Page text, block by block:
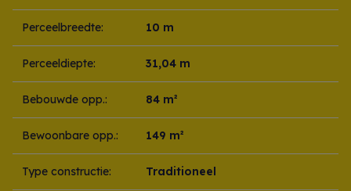
Perceelbreedte: 10 m
Perceeldiepte: 31,04 m
Bebouwde opp.: 84 m²
Bewoonbare opp.: 149 m²
Type constructie: Traditioneel